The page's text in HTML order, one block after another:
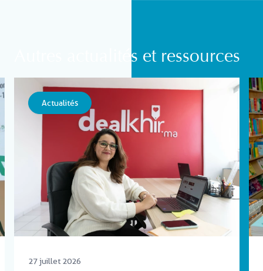
Autres actualités et ressources
Actualités
27 juillet 2026